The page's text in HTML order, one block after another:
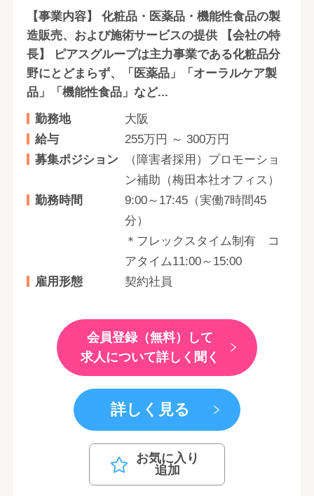
【事業内容】 化粧品・医薬品・機能性食品の製
造販売、および施術サービスの提供 【会社の特
長】 ピアスグループは主力事業である化粧品分
野にとどまらず、「医薬品」「オーラルケア製
品」「機能性食品」など...
勤務地
大阪
給与
255万円 ～ 300万円
募集ポジション
（障害者採用）プロモーショ
ン補助（梅田本社オフィス）
勤務時間
9:00～17:45（実働7時間45
分）
＊フレックスタイム制有 コ
アタイム11:00～15:00
雇用形態
契約社員
会員登録（無料）して
求人について詳しく聞く
詳しく見る
お気に入り
追加